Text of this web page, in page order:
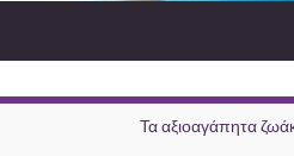
Τα αξιοαγάπητα